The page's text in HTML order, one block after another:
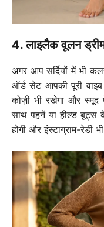
4. लाइलैक वूलन
अगर आप सर्दियों में भी
ऑर्ड सेट आपकी पूरी
कोज़ी भी रखेगा और
साथ पहनें या हील्ड
होगी और इंस्टाग्राम-रेडी